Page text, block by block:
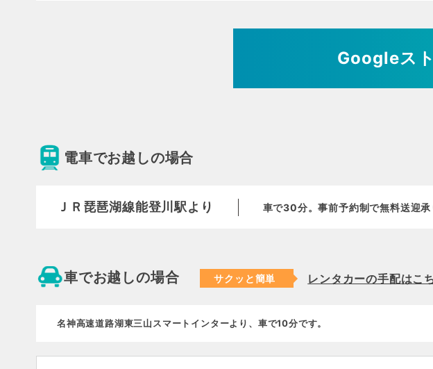
Googleス
電車でお越しの場合
ＪＲ琵琶湖線能登川駅より 車で30分。事前予約制で無料送迎承
車でお越しの場合 サクッと簡単 レンタカーの手配はこ
名神高速道路湖東三山スマートインターより、車で10分です。